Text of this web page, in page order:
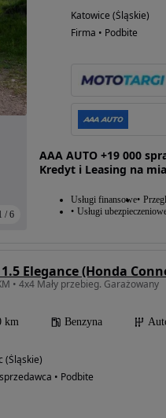
/ 6
Katowice (Śląskie)
Firma • Podbite
AAA AUTO +19 000
Kredyt i Leasing na
Usługi finansowe
Usługi
Elegance (Honda
• 4x4 Mały przebieg. Garażowany
km Benzyna
(Śląskie)
• Podbite